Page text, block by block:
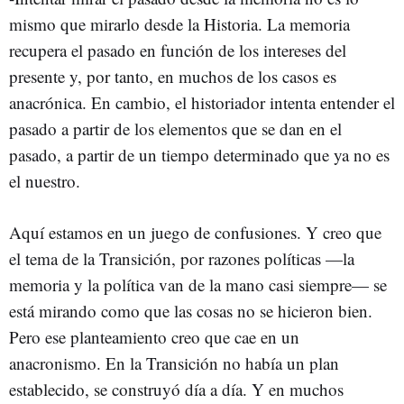
mismo que mirarlo desde la Historia. La memoria
recupera el pasado en función de los intereses del
presente y, por tanto, en muchos de los casos es
anacrónica. En cambio, el historiador intenta entender el
pasado a partir de los elementos que se dan en el
pasado, a partir de un tiempo determinado que ya no es
el nuestro.
Aquí estamos en un juego de confusiones. Y creo que
el tema de la Transición, por razones políticas —la
memoria y la política van de la mano casi siempre— se
está mirando como que las cosas no se hicieron bien.
Pero ese planteamiento creo que cae en un
anacronismo. En la Transición no había un plan
establecido, se construyó día a día. Y en muchos